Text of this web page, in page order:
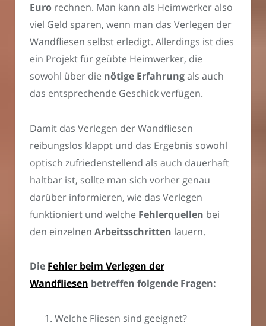
Euro rechnen. Man kann als Heimwerker also
viel Geld sparen, wenn man das Verlegen der
Wandfliesen selbst erledigt. Allerdings ist dies
ein Projekt für geübte Heimwerker, die
sowohl über die nötige Erfahrungals auch
das entsprechende Geschick verfügen.
Damit das Verlegen der Wandfliesen
reibungslos klappt und das Ergebnis sowohl
optisch zufriedenstellend als auch dauerhaft
haltbar ist, sollte man sich vorher genau
darüber informieren, wie das Verlegen
funktioniert und welche Fehlerquellen bei
den einzelnen Arbeitsschritten lauern.
Die Fehler beim Verlegen der
Wandfliesen betreffen folgende Fragen:
Welche Fliesen sind geeignet?